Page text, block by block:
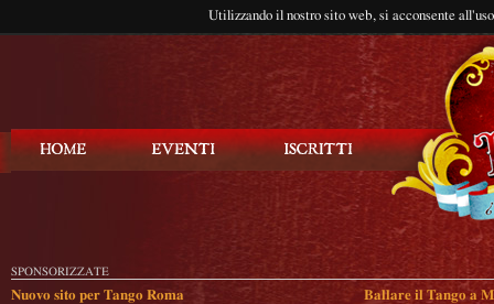
Utilizzando il nostro sito web, si acconsente
SPONSORIZZATE
Nuovo sito per Tango Roma Ballare il Tango a